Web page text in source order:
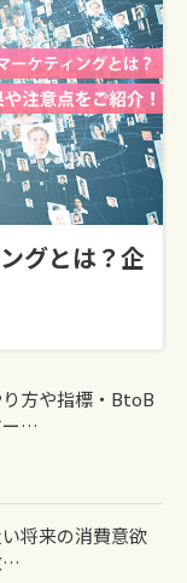
グとは？企
方や指標・BtoB
ー…
将来の消費意欲
…